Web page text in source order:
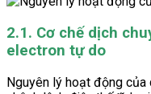
2.1. Cơ chế dịch
electron tự do
Nguyên lý hoạt động